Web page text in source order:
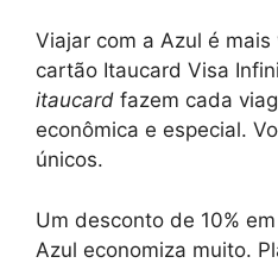
Viajar com a Azul é
cartão Itaucard Visa
itaucard fazem cada
econômica e especial.
únicos.
Um desconto de 10%
Azul economiza muito.